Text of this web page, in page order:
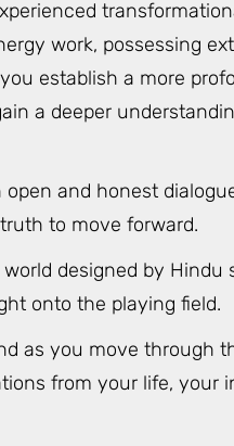
work, possessing
establish a more
a deeper
and honest
to move forward.
designed by
onto the playing field.
as you move through
from your life, your